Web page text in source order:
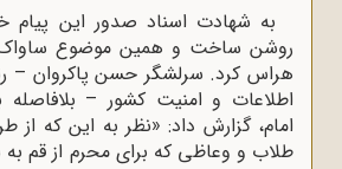
به شهادت اسناد صدور این پیام
روشن ساخت و همین موضوع
هراس کرد. سرلشگر حسن پاکروان –
اطلاعات و امنیت کشور – بلافاصله
امام، گزارش داد: «نظر به این که از
طلاب و وعاظی که برای محرم از قم